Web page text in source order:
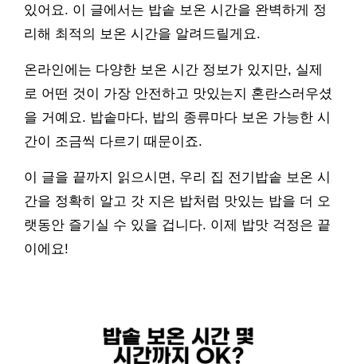
있어요. 이 글에서는 밥솥 보온 시간을 완벽하게 정
리해 최적의 보온 시간을 알려드릴게요.
온라인에는 다양한 보온 시간 정보가 있지만, 실제
로 어떤 것이 가장 안전하고 맛있는지 혼란스러우셨
을 거예요. 밥솥마다, 밥의 종류마다 보온 가능한 시
간이 조금씩 다르기 때문이죠.
이 글을 끝까지 읽으시면, 우리 집 전기밥솥 보온 시
간을 정확히 알고 갓 지은 밥처럼 맛있는 밥을 더 오
랫동안 즐기실 수 있을 겁니다. 이제 밥맛 걱정은 끝
이에요!